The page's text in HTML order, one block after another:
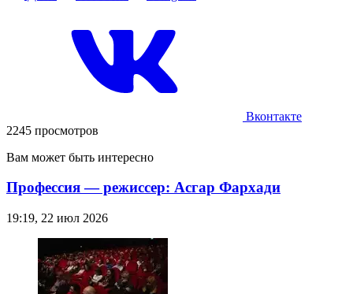
Вконтакте
2245 просмотров
Вам может быть интересно
Профессия — режиссер: Асгар Фархади
19:19, 22 июл 2026